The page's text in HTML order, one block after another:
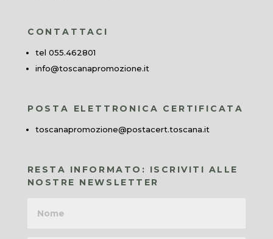
CONTATTACI
tel 055.462801
info@toscanapromozione.it
POSTA ELETTRONICA CERTIFICATA
toscanapromozione@postacert.toscana.it
RESTA INFORMATO: ISCRIVITI ALLE
NOSTRE NEWSLETTER